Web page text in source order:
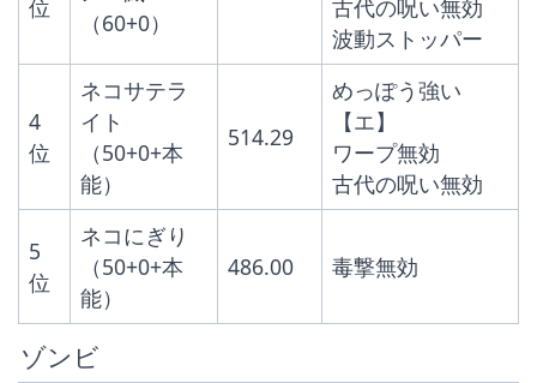
位
（60+0）
古代の呪い無効
波動ストッパー
4
位
ネコサテラ
イト
（50+0+本
能）
514.29
めっぽう強い
【エ】
ワープ無効
古代の呪い無効
5
位
ネコにぎり
（50+0+本
能）
486.00 毒撃無効
ゾンビ